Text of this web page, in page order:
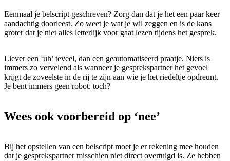
Eenmaal je belscript geschreven? Zorg dan dat je het een paar keer
aandachtig doorleest. Zo weet je wat je wil zeggen en is de kans
groter dat je niet alles letterlijk voor gaat lezen tijdens het gesprek.
Liever een ‘uh’ teveel, dan een geautomatiseerd praatje. Niets is
immers zo vervelend als wanneer je gesprekspartner het gevoel
krijgt de zoveelste in de rij te zijn aan wie je het riedeltje opdreunt.
Je bent immers geen robot, toch?
Wees ook voorbereid op ‘nee’
Bij het opstellen van een belscript moet je er rekening mee houden
dat je gesprekspartner misschien niet direct overtuigd is. Ze hebben